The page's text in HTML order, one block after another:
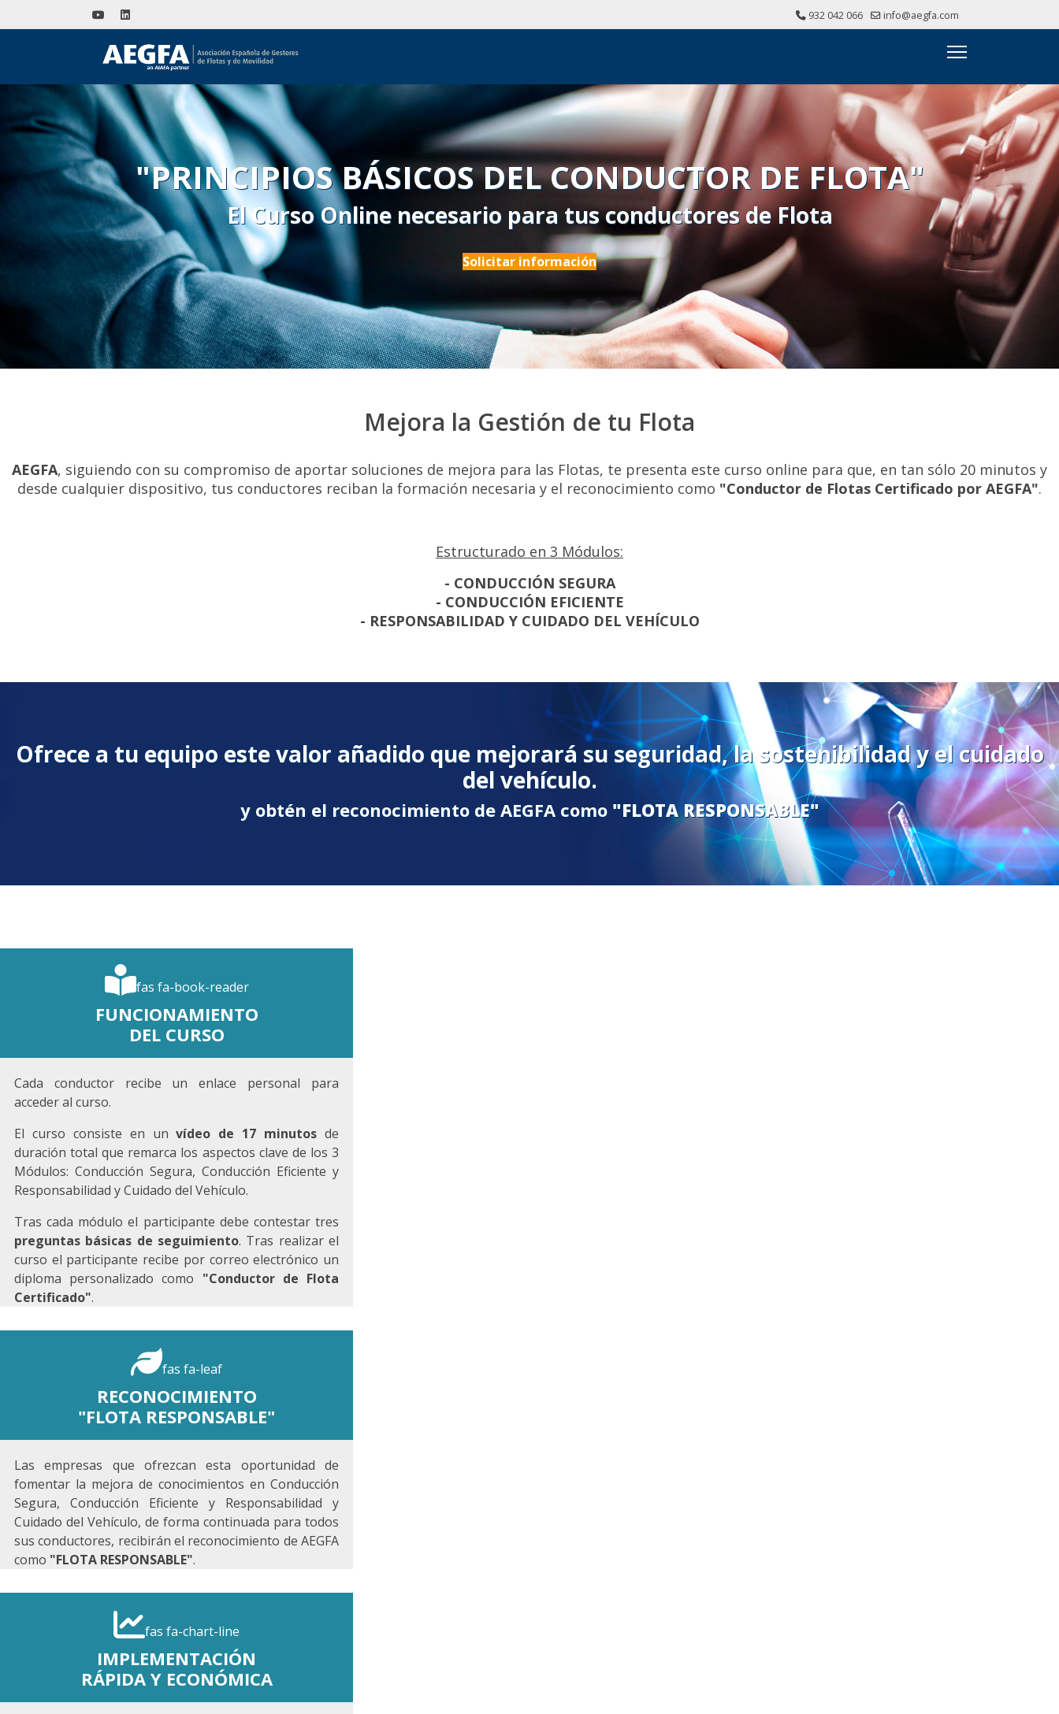
932 042 066 info@aegfa.com
"PRINCIPIOS BÁSICOS DEL CONDUCTOR DE FLOTA"
El Curso Online necesario para tus conductores de Flota
Solicitar información
Mejora la Gestión de tu Flota
AEGFA, siguiendo con su compromiso de aportar soluciones de mejora para las Flotas, te presenta este curso online para que, en tan sólo 20 minutos y
desde cualquier dispositivo, tus conductores reciban la formación necesaria y el reconocimiento como "Conductor de Flotas Certificado por AEGFA".
Estructurado en 3 Módulos:
- CONDUCCIÓN SEGURA
- CONDUCCIÓN EFICIENTE
- RESPONSABILIDAD Y CUIDADO DEL VEHÍCULO
Ofrece a tu equipo este valor añadido que mejorará su seguridad, la sostenibilidad y el cuidado
del vehículo.
y obtén el reconocimiento de AEGFA como "FLOTA RESPONSABLE"
fas fa-book-reader
FUNCIONAMIENTO
DEL CURSO
Cada conductor recibe un enlace personal para
acceder al curso.
El curso consiste en unvídeo de 17 minutos de
duración total que remarca los aspectos clave de los 3
Módulos: Conducción Segura, Conducción Eficiente y
Responsabilidad y Cuidado del Vehículo.
Tras cada módulo el participante debe contestar tres
preguntas básicas de seguimiento. Tras realizar el
curso el participante recibe por correo electrónico un
diploma personalizado como "Conductor de Flota
Certificado".
fas fa-leaf
RECONOCIMIENTO
"FLOTA RESPONSABLE"
Las empresas que ofrezcan esta oportunidad de
fomentar la mejora de conocimientos en Conducción
Segura, Conducción Eficiente y Responsabilidad y
Cuidado del Vehículo, de forma continuada para todos
sus conductores, recibirán el reconocimiento de AEGFA
como "FLOTA RESPONSABLE".
fas fa-chart-line
IMPLEMENTACIÓN
RÁPIDA Y ECONÓMICA